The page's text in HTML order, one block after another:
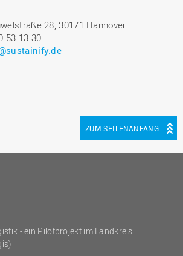
28, 30171 Hannover
53 13 30
ZUM SEITENANFANG
- ein Pilotprojekt im Landkreis